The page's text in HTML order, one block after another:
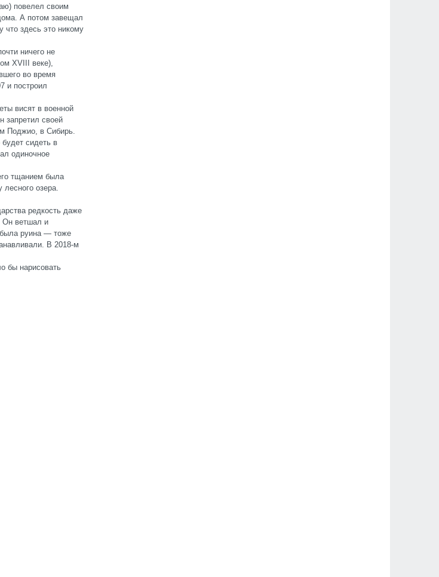
повелел своим
А потом завещал
что здесь это никому
ничего не
XVIII
веке),
во время
и построил
висят в военной
запретил своей
Поджио, в Сибирь.
сидеть в
одиночное
тщанием была
лесного озера.
редкость даже
Он ветшал и
руина — тоже
В 2018-м
бы нарисовать